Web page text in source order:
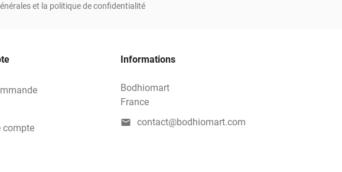
et la politique de confidentialité
compte
Informations
Bodhiomart
France
mail contact@bodhiomart.com